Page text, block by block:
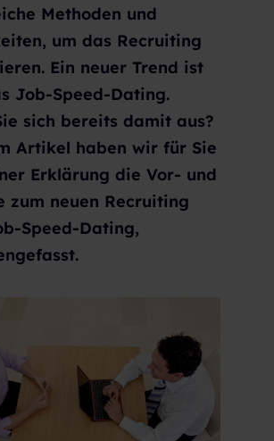
Methoden und
um das Recruiting
Ein neuer Trend ist
Job-Speed-Dating.
sich bereits damit aus?
Artikel haben wir für Sie
Erklärung die Vor- und
zum neuen Recruiting
Speed-Dating,